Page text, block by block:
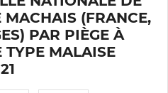
MACHAIS (FRANCE,
PAR PIÈGE À
TYPE MALAISE